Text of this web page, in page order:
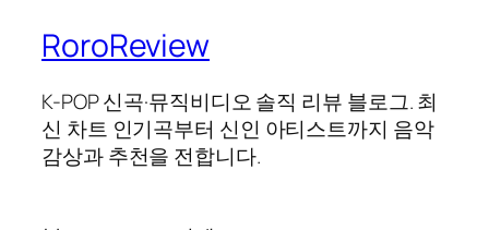
RoroReview
K-POP 신곡·뮤직비디오 솔직 리뷰 블로그. 최
신 차트 인기곡부터 신인 아티스트까지 음악
감상과 추천을 전합니다.